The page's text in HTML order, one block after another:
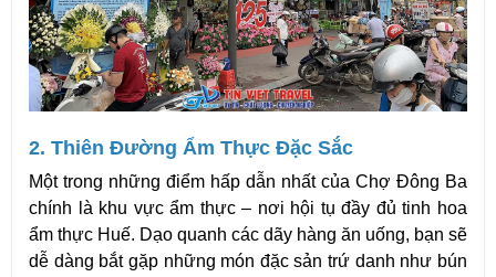
2. Thiên Đường Ẩm Thực Đặc Sắc
Một trong những điểm hấp dẫn nhất của Chợ Đông Ba
chính là khu vực ẩm thực – nơi hội tụ đầy đủ tinh hoa
ẩm thực Huế. Dạo quanh các dãy hàng ăn uống, bạn sẽ
dễ dàng bắt gặp những món đặc sản trứ danh như bún